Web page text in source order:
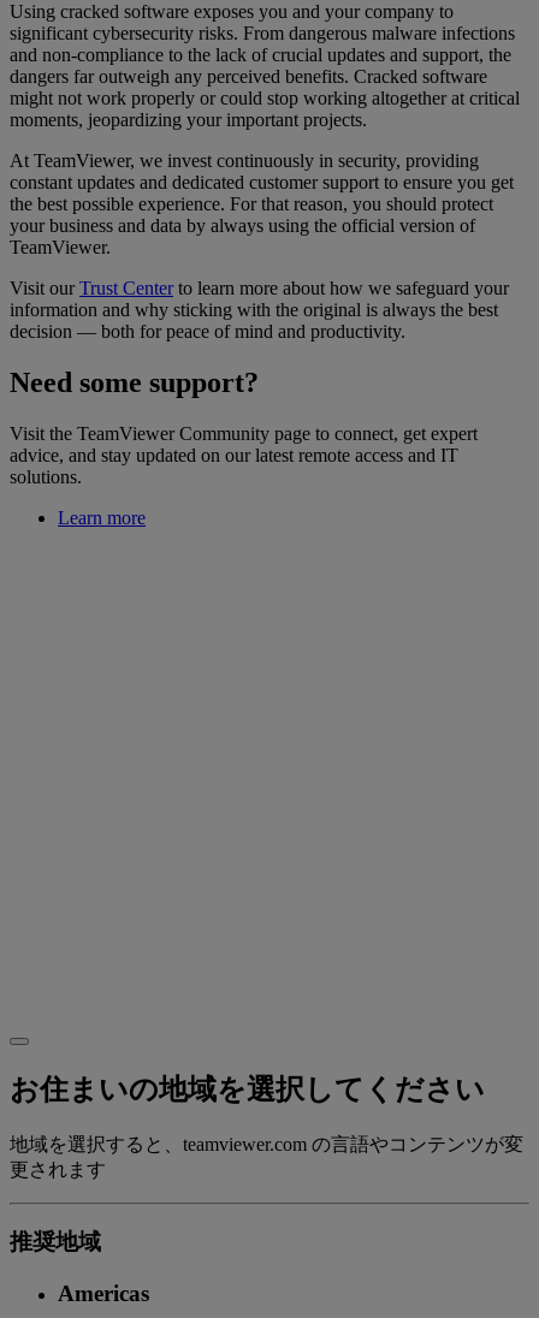
Using cracked software exposes you and your company to
significant cybersecurity risks. From dangerous malware infections
and non-compliance to the lack of crucial updates and support, the
dangers far outweigh any perceived benefits. Cracked software
might not work properly or could stop working altogether at critical
moments, jeopardizing your important projects.
At TeamViewer, we invest continuously in security, providing
constant updates and dedicated customer support to ensure you get
the best possible experience. For that reason, you should protect
your business and data by always using the official version of
TeamViewer.
Visit ourTrust Centerto learn more about how we safeguard your
information and why sticking with the original is always the best
decision — both for peace of mind and productivity.
Need some support?
Visit the TeamViewer Community page to connect, get expert
advice, and stay updated on our latest remote access and IT
solutions.
Learn more
お住まいの地域を選択してください
地域を選択すると、teamviewer.com の言語やコンテンツが変
更されます
推奨地域
Americas